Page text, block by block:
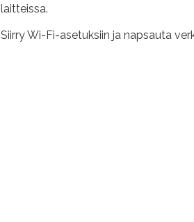
laitteissa.
Siirry Wi-Fi-asetuksiin ja napsauta